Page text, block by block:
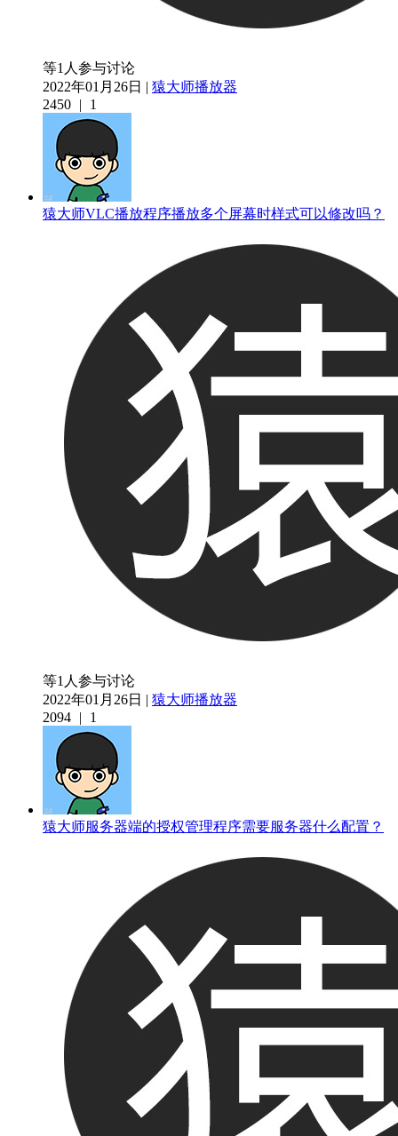
等1人参与讨论
2022年01月26日 | 猿大师播放器
2450 | 1
猿大师VLC播放程序播放多个屏幕时样式可以修改吗？
等1人参与讨论
2022年01月26日 | 猿大师播放器
2094 | 1
猿大师服务器端的授权管理程序需要服务器什么配置？